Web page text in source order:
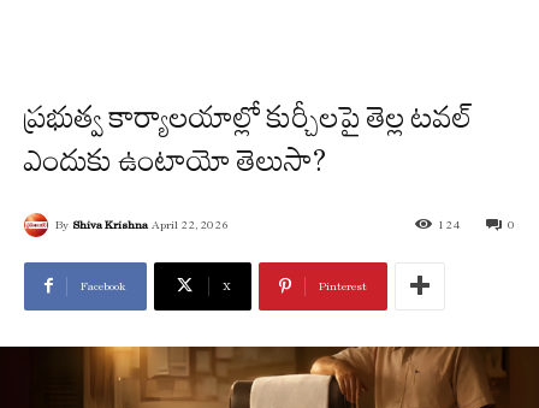
ప్రభుత్వ కార్యాలయాల్లో కుర్చీలపై తెల్ల టవల్
ఎందుకు ఉంటాయో తెలుసా?
By Shiva Krishna April 22, 2026 0
124
Facebook X Pinterest